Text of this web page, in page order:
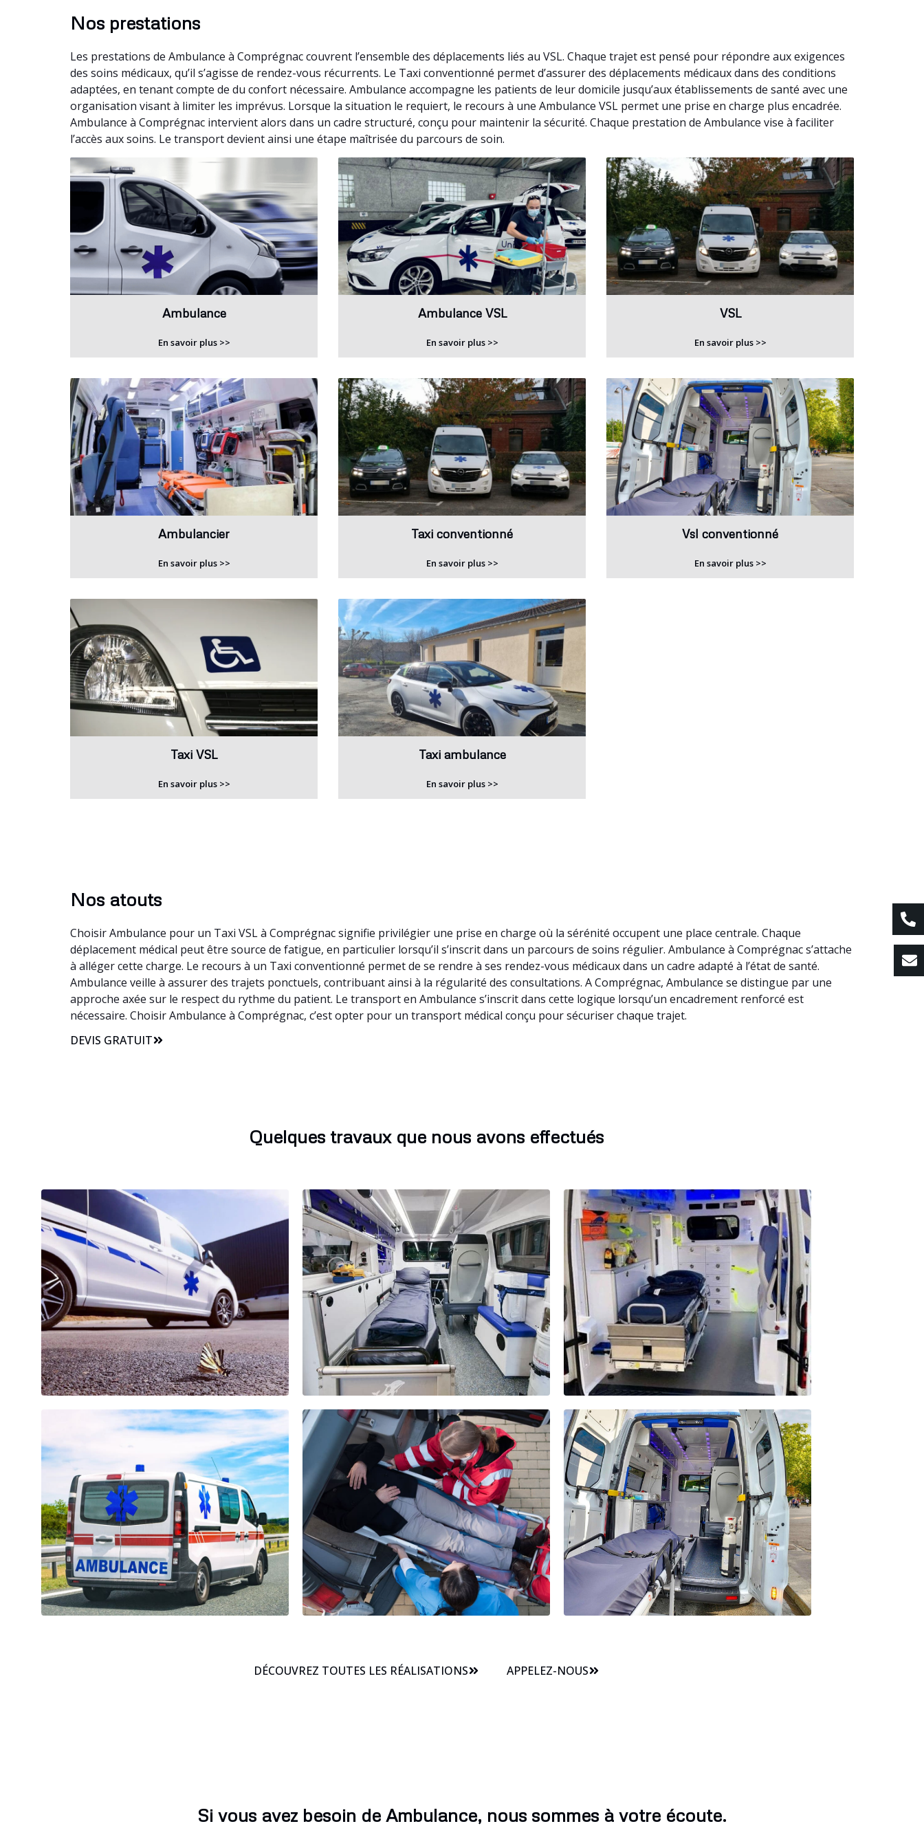
Nos prestations
Les prestations de Ambulance à Comprégnac couvrent l’ensemble des déplacements liés au VSL. Chaque trajet est pensé pour répondre aux exigences
des soins médicaux, qu’il s’agisse de rendez-vous récurrents. Le Taxi conventionné permet d’assurer des déplacements médicaux dans des conditions
adaptées, en tenant compte de du confort nécessaire. Ambulance accompagne les patients de leur domicile jusqu’aux établissements de santé avec une
organisation visant à limiter les imprévus. Lorsque la situation le requiert, le recours à une Ambulance VSL permet une prise en charge plus encadrée.
Ambulance à Comprégnac intervient alors dans un cadre structuré, conçu pour maintenir la sécurité. Chaque prestation de Ambulance vise à faciliter
l’accès aux soins. Le transport devient ainsi une étape maîtrisée du parcours de soin.
Ambulance
En savoir plus >>
Ambulance VSL
En savoir plus >>
VSL
En savoir plus >>
Ambulancier
En savoir plus >>
Taxi conventionné
En savoir plus >>
Vsl conventionné
En savoir plus >>
Taxi VSL
En savoir plus >>
Taxi ambulance
En savoir plus >>
Nos atouts
Choisir Ambulance pour un Taxi VSL à Comprégnac signifie privilégier une prise en charge où la sérénité occupent une place centrale. Chaque
déplacement médical peut être source de fatigue, en particulier lorsqu’il s’inscrit dans un parcours de soins régulier. Ambulance à Comprégnac s’attache
à alléger cette charge. Le recours à un Taxi conventionné permet de se rendre à ses rendez-vous médicaux dans un cadre adapté à l’état de santé.
Ambulance veille à assurer des trajets ponctuels, contribuant ainsi à la régularité des consultations. A Comprégnac, Ambulance se distingue par une
approche axée sur le respect du rythme du patient. Le transport en Ambulance s’inscrit dans cette logique lorsqu’un encadrement renforcé est
nécessaire. Choisir Ambulance à Comprégnac, c’est opter pour un transport médical conçu pour sécuriser chaque trajet.
DEVIS GRATUIT
Quelques travaux que nous avons effectués
DÉCOUVREZ TOUTES LES RÉALISATIONS APPELEZ-NOUS
Si vous avez besoin de Ambulance, nous sommes à votre écoute.